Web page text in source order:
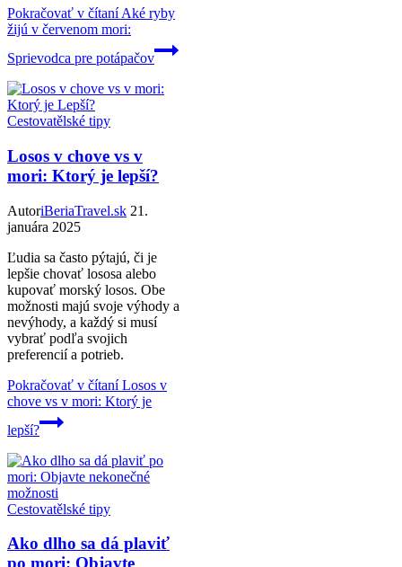
Pokračovať v čítaníAké ryby
žijú v červenom mori:
Sprievodca pre potápačov
Cestovatělské tipy
Losos v chove vs v
mori: Ktorý je lepší?
AutoriBeriaTravel.sk 21.
januára 2025
Ľudia sa často pýtajú, či je
lepšie chovať lososa alebo
kupovať morský losos. Obe
možnosti majú svoje výhody a
nevýhody, a každý si musí
vybrať podľa svojich
preferencií a potrieb.
Pokračovať v čítaníLosos v
chove vs v mori: Ktorý je
lepší?
Cestovatělské tipy
Ako dlho sa dá plaviť
po mori: Objavte